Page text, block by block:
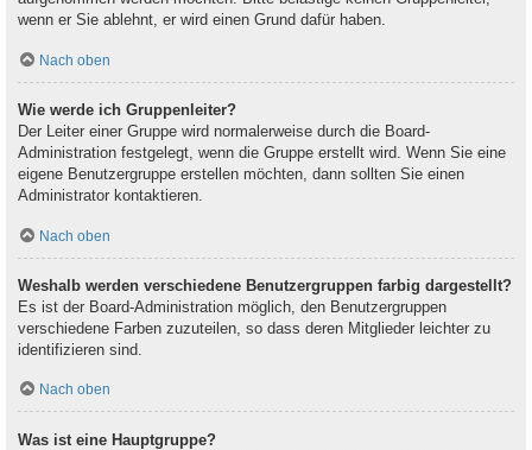
wenn er Sie ablehnt, er wird einen Grund dafür haben.
Nach oben
Wie werde ich Gruppenleiter?
Der Leiter einer Gruppe wird normalerweise durch die Board-
Administration festgelegt, wenn die Gruppe erstellt wird. Wenn Sie eine
eigene Benutzergruppe erstellen möchten, dann sollten Sie einen
Administrator kontaktieren.
Nach oben
Weshalb werden verschiedene Benutzergruppen farbig dargestellt?
Es ist der Board-Administration möglich, den Benutzergruppen
verschiedene Farben zuzuteilen, so dass deren Mitglieder leichter zu
identifizieren sind.
Nach oben
Was ist eine Hauptgruppe?